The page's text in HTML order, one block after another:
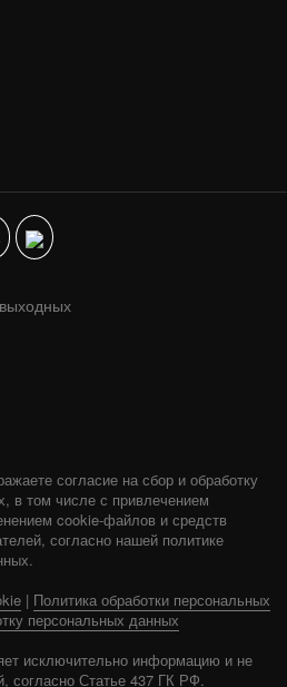
ТОПОЧНАЯ ДТ-4
ПОДДУВАЛЬНАЯ ДП-1
согласие на сбор и обработку
в том числе с привлечением
cookie-файлов и средств
согласно нашей политике
| Политика обработки персональных
персональных данных
исключительно информацию и не
согласно Статье 437 ГК РФ.